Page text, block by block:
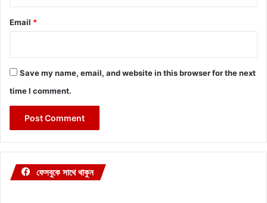
Email *
Save my name, email, and website in this browser for the next
time I comment.
ফেসবুকে সাথে থাকুন